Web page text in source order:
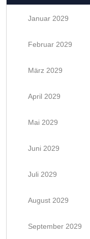
Januar 2029
Februar 2029
März 2029
April 2029
Mai 2029
Juni 2029
Juli 2029
August 2029
September 2029